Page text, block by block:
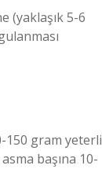
(yaklaşık 5-6
150 gram yeterli
başına 10-